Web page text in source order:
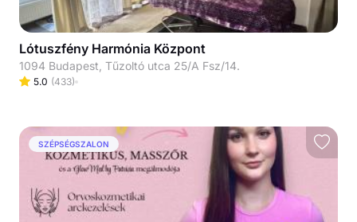
Lótuszfény Harmónia Központ
1094 Budapest, Tűzoltó utca 25/A Fsz/14.
5.0 (433)
SZÉPSÉGSZALON